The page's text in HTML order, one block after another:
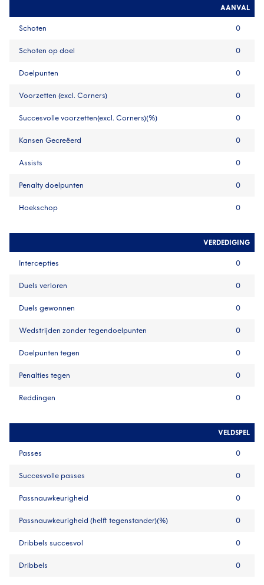
AANVAL
Schoten 0
Schoten op doel 0
Doelpunten 0
Voorzetten (excl. Corners) 0
Succesvolle voorzetten(excl. Corners)(%) 0
Kansen Gecreëerd 0
Assists 0
Penalty doelpunten 0
Hoekschop 0
VERDEDIGING
Intercepties 0
Duels verloren 0
Duels gewonnen 0
Wedstrijden zonder tegendoelpunten 0
Doelpunten tegen 0
Penalties tegen 0
Reddingen 0
VELDSPEL
Passes 0
Succesvolle passes 0
Passnauwkeurigheid 0
Passnauwkeurigheid (helft tegenstander)(%) 0
Dribbels succesvol 0
Dribbels 0